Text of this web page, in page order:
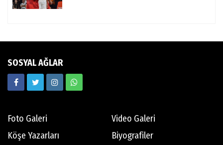
SOSYAL AĞLAR
Foto Galeri
Video Galeri
Köşe Yazarları
Biyografiler